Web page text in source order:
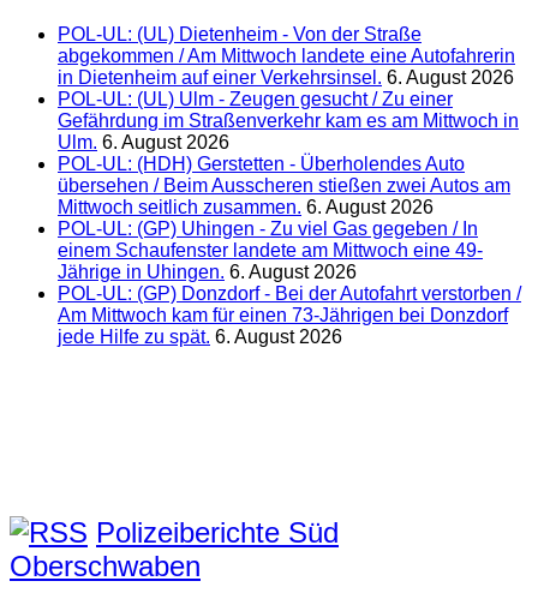
POL-UL: (UL) Dietenheim - Von der Straße
abgekommen / Am Mittwoch landete eine Autofahrerin
in Dietenheim auf einer Verkehrsinsel. 6. August 2026
POL-UL: (UL) Ulm - Zeugen gesucht / Zu einer
Gefährdung im Straßenverkehr kam es am Mittwoch in
Ulm. 6. August 2026
POL-UL: (HDH) Gerstetten - Überholendes Auto
übersehen / Beim Ausscheren stießen zwei Autos am
Mittwoch seitlich zusammen. 6. August 2026
POL-UL: (GP) Uhingen - Zu viel Gas gegeben / In
einem Schaufenster landete am Mittwoch eine 49-
Jährige in Uhingen. 6. August 2026
POL-UL: (GP) Donzdorf - Bei der Autofahrt verstorben /
Am Mittwoch kam für einen 73-Jährigen bei Donzdorf
jede Hilfe zu spät. 6. August 2026
Polizeiberichte Süd
Oberschwaben